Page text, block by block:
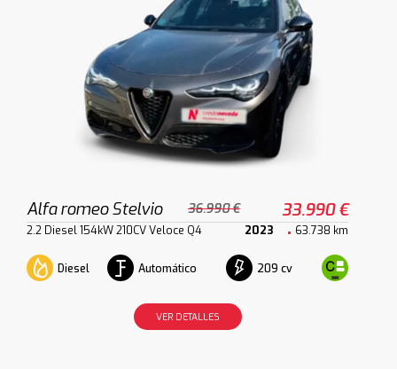
Alfa romeo Stelvio 36.990 € 33.990 €
2.2 Diesel 154kW 210CV Veloce Q4 2023 63.738 km
Diesel Automático 209 cv
VER DETALLES